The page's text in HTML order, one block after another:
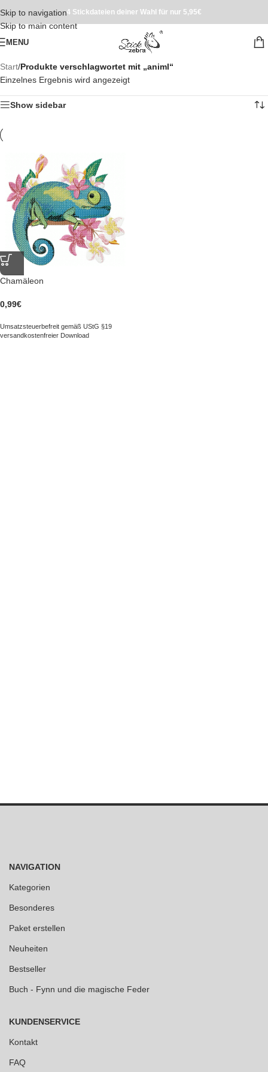
Skip to navigation
Skip to main content
4 Stickdateien deiner Wahl für nur 5,95€
MENU
Start/Produkte verschlagwortet mit „animl“
Einzelnes Ergebnis wird angezeigt
Show sidebar
Chamäleon
0,99€
Umsatzsteuerbefreit gemäß UStG §19
versandkostenfreier Download
NAVIGATION
Kategorien
Besonderes
Paket erstellen
Neuheiten
Bestseller
Buch - Fynn und die magische Feder
KUNDENSERVICE
Kontakt
FAQ